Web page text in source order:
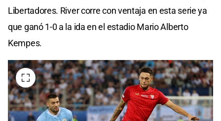
Libertadores. River corre con ventaja en esta serie ya
que ganó 1-0 a la ida en el estadio Mario Alberto
Kempes.